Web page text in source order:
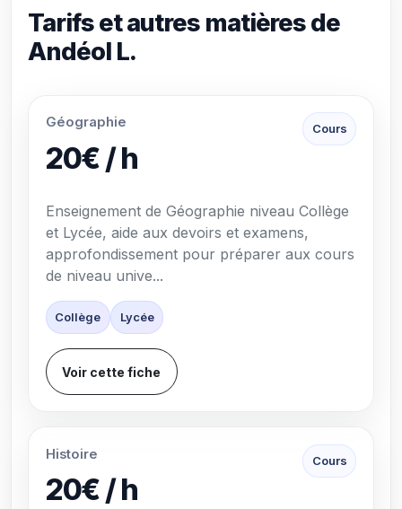
Tarifs et autres matières de
Andéol L.
Géographie
20€ / h
Cours
Enseignement de Géographie niveau Collège
et Lycée, aide aux devoirs et examens,
approfondissement pour préparer aux cours
de niveau unive...
Collège Lycée
Voir cette fiche
Histoire
20€ / h
Cours